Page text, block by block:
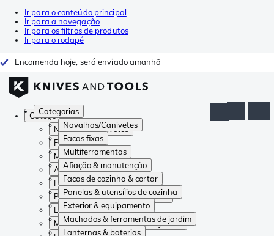
Ir para o conteúdo principal
Ir para a navegação
Ir para os filtros de produtos
Ir para o rodapé
Encomenda hoje, será enviado amanhã
Categorias
Navalhas/Canivetes
Facas fixas
Multiferramentas
Afiação & manutenção
Facas de cozinha & cortar
Panelas & utensílios de cozinha
Exterior & equipamento
Machados & ferramentas de jardim
Lanternas & baterias
Categorias
Navalhas/Canivetes
Facas fixas
Multiferramentas
Afiação & manutenção
Facas de cozinha & cortar
Panelas & utensílios de cozinha
Exterior & equipamento
Machados & ferramentas de jardim